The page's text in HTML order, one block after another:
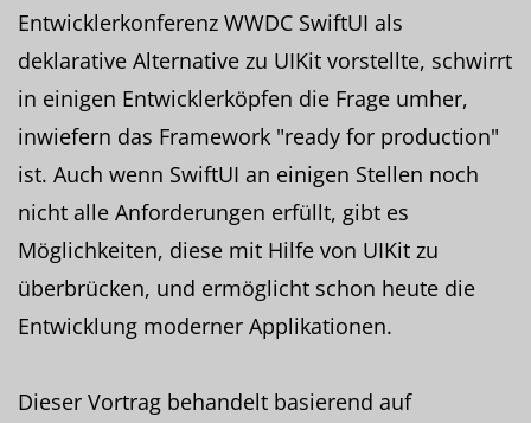
Entwicklerkonferenz WWDC SwiftUI als
deklarative Alternative zu UIKit vorstellte, schwirrt
in einigen Entwicklerköpfen die Frage umher,
inwiefern das Framework "ready for production"
ist. Auch wenn SwiftUI an einigen Stellen noch
nicht alle Anforderungen erfüllt, gibt es
Möglichkeiten, diese mit Hilfe von UIKit zu
überbrücken, und ermöglicht schon heute die
Entwicklung moderner Applikationen.
Dieser Vortrag behandelt basierend auf